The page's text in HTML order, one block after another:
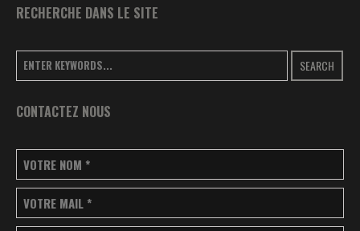
RECHERCHE DANS LE SITE
SEARCH
CONTACTEZ NOUS
VOTRE NOM *
VOTRE MAIL *